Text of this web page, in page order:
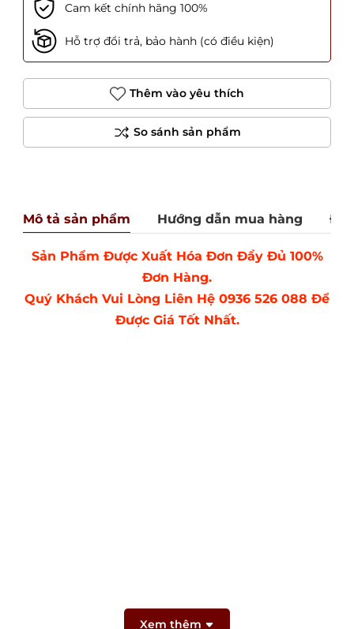
Cam kết chính hãng 100%
Hỗ trợ đổi trả, bảo hành (có điều kiện)
Thêm vào yêu thích
Mô tả sản phẩm Hướng dẫn mua hàng
Sản Phẩm Được Xuất Hóa Đơn Đầy Đủ 100%
Đơn Hàng.
Quý Khách Vui Lòng Liên Hệ 0936 526 088 Để
Được Giá Tốt Nhất.
Xem thêm